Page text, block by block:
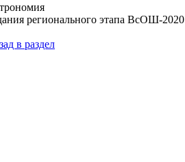
регионального этапа ВсОШ-2020
в раздел